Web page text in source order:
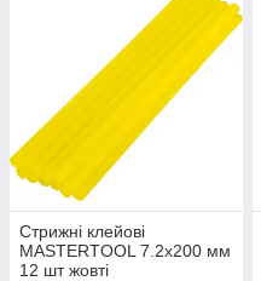
Стрижні клейові
MASTERTOOL 7.2х200 мм
12 шт жовті